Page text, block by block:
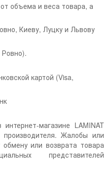
объема и веса товара, а
Киеву, Луцку и Львову
картой (Visa,
магазине LAMINAT
Жалобы или
или возврата товара
представителей